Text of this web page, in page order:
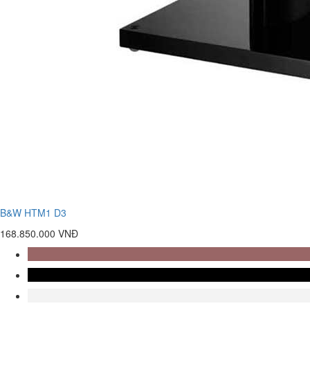
B&W HTM1 D3
168.850.000 VNĐ